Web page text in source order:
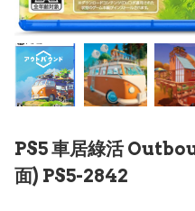
PS5 車居綠活
面) PS5-2842